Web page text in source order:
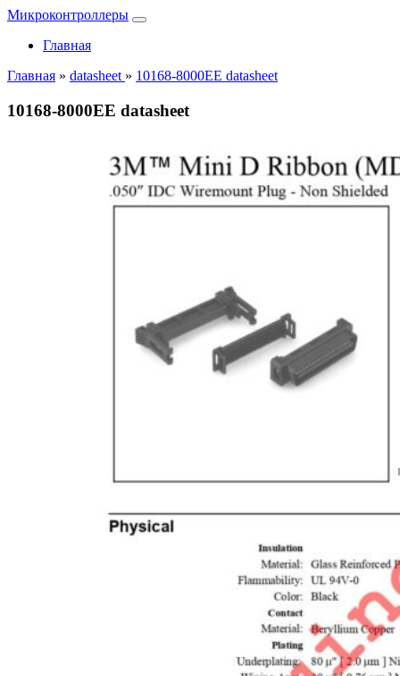
Микроконтроллеры
Главная
Главная » datasheet » 10168-8000EE datasheet
10168-8000EE datasheet